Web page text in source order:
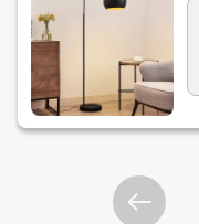
Zurück